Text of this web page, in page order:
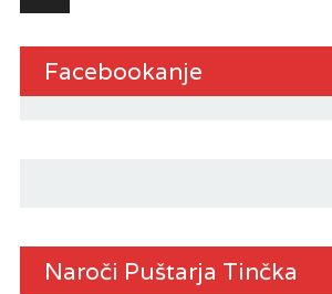
Facebookanje
Naroči Puštarja Tinčka